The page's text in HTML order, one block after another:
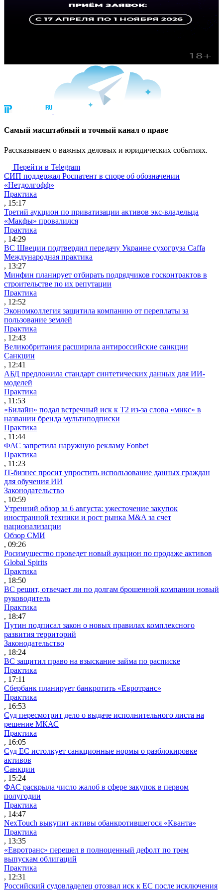
Cамый масштабный и точный канал о праве
Рассказываем о важных деловых и юридических событиях.
Перейти в Telegram
СИП поддержал Роспатент в споре об обозначении
«Нетдолгофф»
Практика
, 15:17
Третий аукцион по приватизации активов экс-владельца
«Макфы» провалился
Практика
, 14:29
ВС Швеции подтвердил передачу Украине сухогруза Caffa
Международная практика
, 13:27
Минфин планирует отбирать подрядчиков госконтрактов в
строительстве по их репутации
Практика
, 12:52
Экономколлегия защитила компанию от переплаты за
пользование землей
Практика
, 12:43
Великобритания расширила антироссийские санкции
Санкции
, 12:41
АБД предложила стандарт синтетических данных для ИИ-
моделей
Практика
, 11:53
«Билайн» подал встречный иск к Т2 из-за слова «микс» в
названии бренда мультиподписки
Практика
, 11:44
ФАС запретила наружную рекламу Fonbet
Практика
, 11:23
IT-бизнес просит упростить использование данных граждан
для обучения ИИ
Законодательство
, 10:59
Утренний обзор за 6 августа: ужесточение закупок
иностранной техники и рост рынка M&A за счет
национализации
Обзор СМИ
, 09:26
Росимущество проведет новый аукцион по продаже активов
Global Spirits
Практика
, 18:50
ВС решит, отвечает ли по долгам брошенной компании новый
руководитель
Практика
, 18:47
Путин подписал закон о новых правилах комплексного
развития территорий
Законодательство
, 18:24
ВС защитил право на взыскание займа по расписке
Практика
, 17:11
Сбербанк планирует банкротить «Евротранс»
Практика
, 16:53
Суд пересмотрит дело о выдаче исполнительного листа на
решение МКАС
Практика
, 16:05
Суд ЕС истолкует санкционные нормы о разблокировке
активов
Санкции
, 15:24
ФАС раскрыла число жалоб в сфере закупок в первом
полугодии
Практика
, 14:47
NexTouch выкупит активы обанкротившегося «Кванта»
Практика
, 13:35
«Евротранс» перешел в полноценный дефолт по трем
выпускам облигаций
Практика
, 12:31
Российский судовладелец отозвал иск к ЕС после исключения